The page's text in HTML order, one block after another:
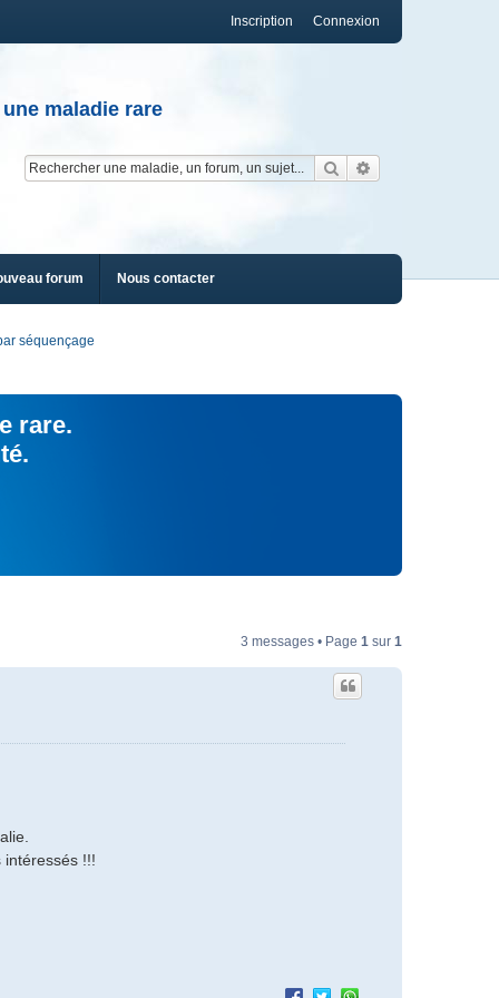
Connexion
Inscription
maladie rare
Rechercher
forum Nous contacter
séquençage
rare.
3 messages • Page 1 sur 1
!!!